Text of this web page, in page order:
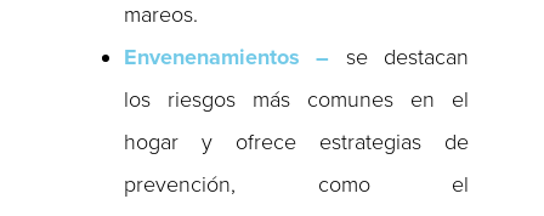
mareos.
Envenenamientos – se destacan
los riesgos más comunes en el
hogar y ofrece estrategias de
prevención, como el